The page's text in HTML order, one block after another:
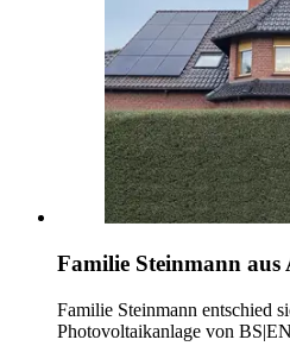
Familie Steinmann aus
Familie Steinmann entschied
Photovoltaikanlage von